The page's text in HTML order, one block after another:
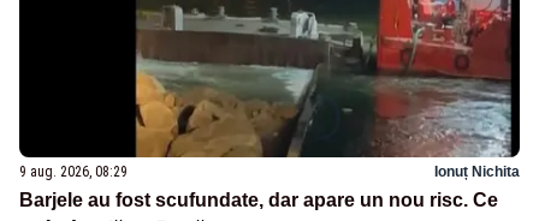
9 aug. 2026, 08:29 Ionuț Nichita
Barjele au fost scufundate, dar apare un nou risc. Ce